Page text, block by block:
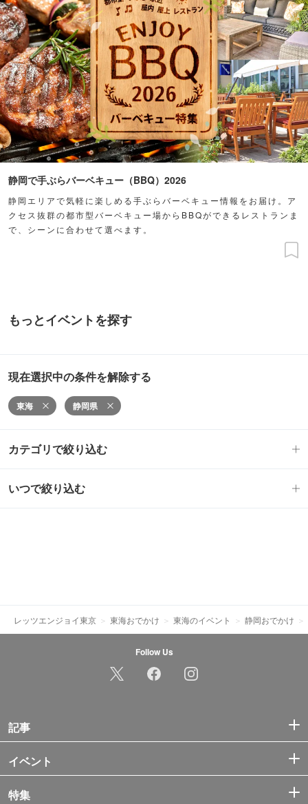
静岡で手ぶらバーベキュー（BBQ）2026
静岡エリアで気軽に楽しめる手ぶらバーベキュー情報をお届け。ア
クセス抜群の都市型バーベキュー場からBBQができるレストランま
で、シーンに合わせて選べます。
もっとイベントを探す
現在選択中の条件を解除する
東海 静岡県
カテゴリで絞り込む
いつで絞り込む
レッツエンジョイ東京 東海おでかけ 東海のイベント 静岡おでかけ
Follow Us
記事
イベント
特集